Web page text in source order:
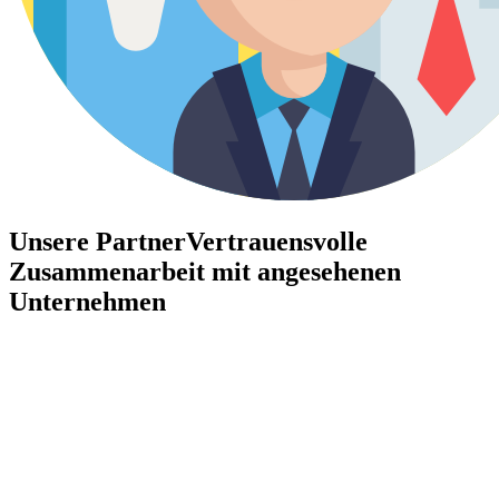
Unsere PartnerVertrauensvolle
Zusammenarbeit mit angesehenen
Unternehmen